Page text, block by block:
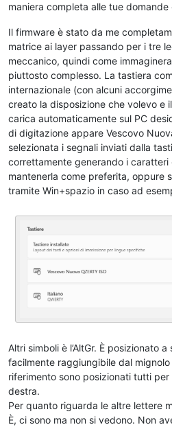
maniera completa alle tue domande
Il firmware è stato da me
matrice ai layer passando per i tre
meccanico, quindi come
piuttosto complesso. La tastiera
internazionale (con alcuni
creato la disposizione che volevo e
carica automaticamente sul PC
di digitazione appare Vescovo
selezionata i segnali inviati dalla
correttamente generando i caratteri
mantenerla come preferita, oppure
tramite Win+spazio in caso ad
Altri simboli è l’AltGr. È posizionato
facilmente raggiungibile dal
riferimento sono posizionati tutti
destra.
Per quanto riguarda le altre lettere
È, ci sono ma non si vedono. Non